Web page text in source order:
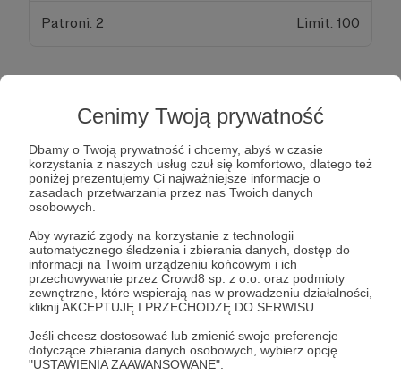
Cenimy Twoją prywatność
Dbamy o Twoją prywatność i chcemy, abyś w czasie
korzystania z naszych usług czuł się komfortowo, dlatego też
poniżej prezentujemy Ci najważniejsze informacje o
zasadach przetwarzania przez nas Twoich danych
osobowych.
Aby wyrazić zgody na korzystanie z technologii
automatycznego śledzenia i zbierania danych, dostęp do
informacji na Twoim urządzeniu końcowym i ich
przechowywanie przez Crowd8 sp. z o.o. oraz podmioty
zewnętrzne, które wspierają nas w prowadzeniu działalności,
kliknij AKCEPTUJĘ I PRZECHODZĘ DO SERWISU.
Jeśli chcesz dostosować lub zmienić swoje preferencje
dotyczące zbierania danych osobowych, wybierz opcję
"USTAWIENIA ZAAWANSOWANE".
Patroni: 2 Limit: 100
20 zł miesięcznie
Próg pozwalający nam gromadzić kapitał na
wyposażenie dwu schronów bezobsługowych
planowanych do wybudowania i wyposażenia w
ich otwarciu. Każdy otrzyma osobiste zaproszenie
i gorące podziękowania.
Hej Ku Górom...
Patroni: 3 Limit: 100